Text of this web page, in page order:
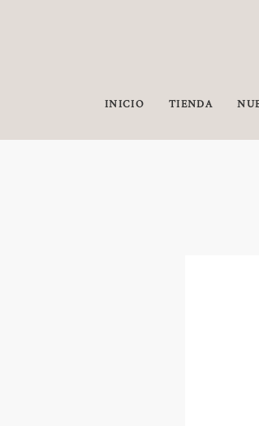
INICIO TIENDA